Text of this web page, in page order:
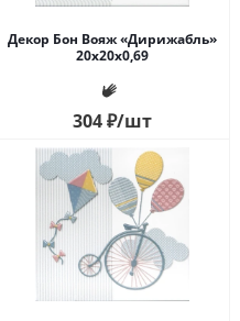
Декор Бон Вояж «Дирижабль»
20x20x0,69
304₽/шт